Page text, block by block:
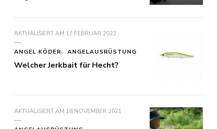
AKTUALISIERT AM 17 FEBRUAR 2022
ANGEL KÖDER ANGELAUSRÜSTUNG
Welcher Jerkbait für Hecht?
AKTUALISIERT AM 18 NOVEMBER 2021